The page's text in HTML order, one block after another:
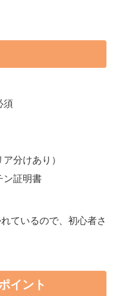
須
分けあり）
ン証明書
ているので、初心者さ
イント